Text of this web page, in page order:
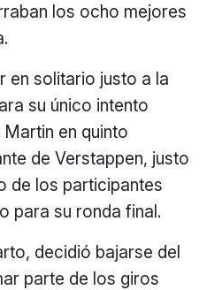
los ocho mejores
en solitario justo a la
su único intento
en quinto
de Verstappen, justo
de los participantes
para su ronda final.
decidió bajarse del
parte de los giros